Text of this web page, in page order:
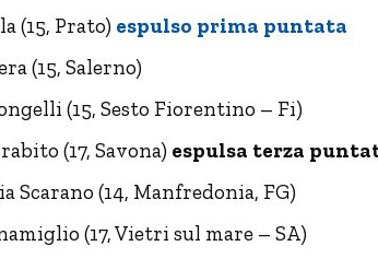
(15, Prato) espulso prima puntata
(15, Salerno)
(15, Sesto Fiorentino – Fi)
(17, Savona) espulsa terza
Scarano (14, Manfredonia, FG)
(17, Vietri sul mare – SA)